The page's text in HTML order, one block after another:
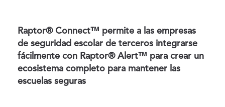
Raptor® Connect™ permite a las empresas
de seguridad escolar de terceros integrarse
fácilmente con Raptor® Alert™ para crear un
ecosistema completo para mantener las
escuelas seguras